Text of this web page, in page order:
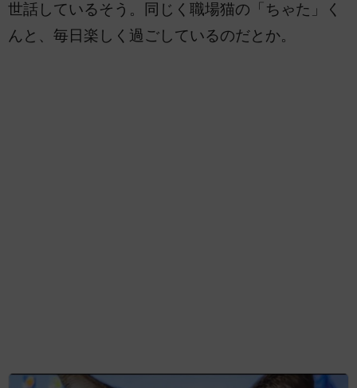
世話しているそう。同じく職場猫の「ちゃた」く
んと、毎日楽しく過ごしているのだとか。